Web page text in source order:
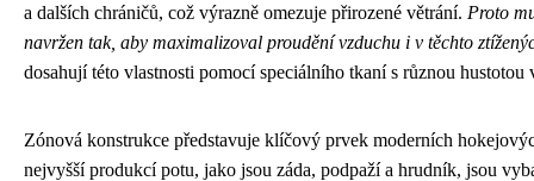
a dalších chráničů, což výrazně omezuje přirozené větrání. Proto
navržen tak, aby maximalizoval proudění vzduchu i v těchto
dosahují této vlastnosti pomocí speciálního tkaní s různou hustotou
Zónová konstrukce představuje klíčový prvek moderních
nejvyšší produkcí potu, jako jsou záda, podpaží a hrudník, jsou